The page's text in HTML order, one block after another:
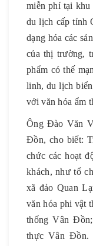
miễn phí tại khu
du lịch cấp tỉnh
dạng hóa các
của thị trường,
phẩm có thế
linh, du lịch
với văn hóa ẩm
Ông Đào Văn
Đồn, cho biết:
chức các hoạt
khách, như tổ
xã đảo Quan
văn hóa phi vật
thống Vân
thực Vân Đồn.